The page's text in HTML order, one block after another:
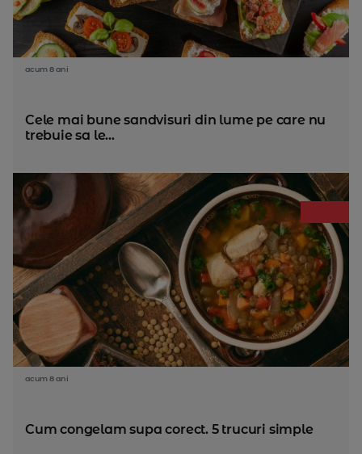
acum 8 ani
Cele mai bune sandvisuri din lume pe care nu
trebuie sa le...
acum 8 ani
Cum congelam supa corect. 5 trucuri simple